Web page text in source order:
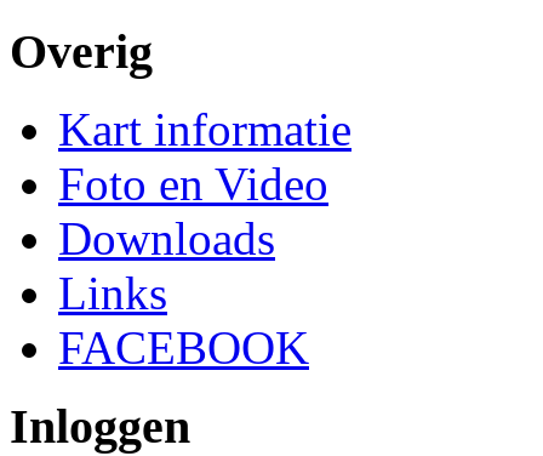
Overig
Kart informatie
Foto en Video
Downloads
Links
FACEBOOK
Inloggen